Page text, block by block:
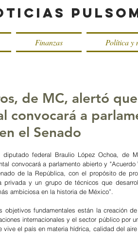
Finanzas Política y
de MC, alertó
convocará a
el Senado
federal Braulio López Ochoa, de
convocará a parlamento abierto y "Acuerdo
de la República, con el propósito de
y un grupo de técnicos que
ambiciosa en la historia de México”.
fundamentales están la creación
internacionales y el sector público por
el país en materia hídrica, calidad del